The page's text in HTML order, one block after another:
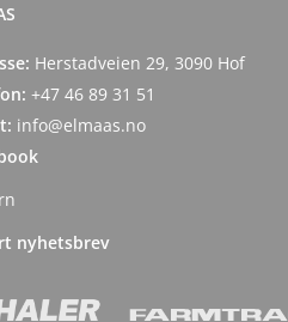
Herstadveien 29, 3090 Hof
+47 46 89 31 51
info@elmaas.no
nyhetsbrev